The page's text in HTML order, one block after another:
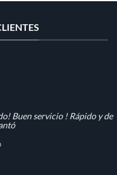
Buen servicio ! Rápido y de